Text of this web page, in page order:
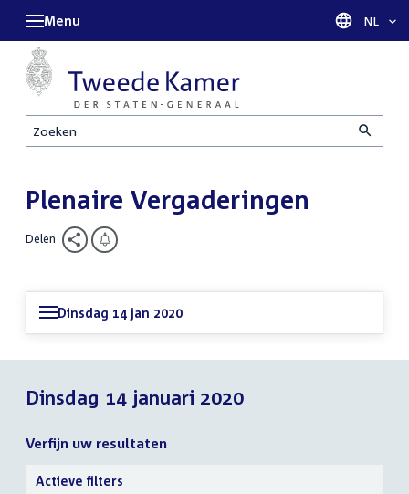
Zoeken
Menu Taal
NL
Plenaire Vergaderingen
Delen
Dinsdag 14 jan 2020
Dinsdag 14 januari 2020
Verfijn uw resultaten
Verfijn
uw
Actieve filters